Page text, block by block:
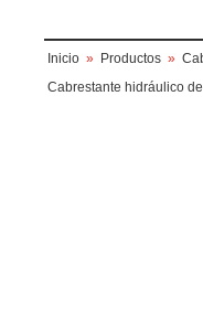
Inicio » Productos »
Cabrestante hidráulico